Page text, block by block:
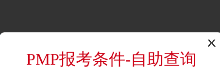
PMP报考条件-自助查询